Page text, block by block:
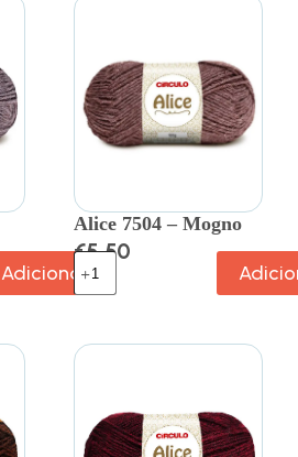
Adicionar
Alice 7504 – Mogno
€5.50